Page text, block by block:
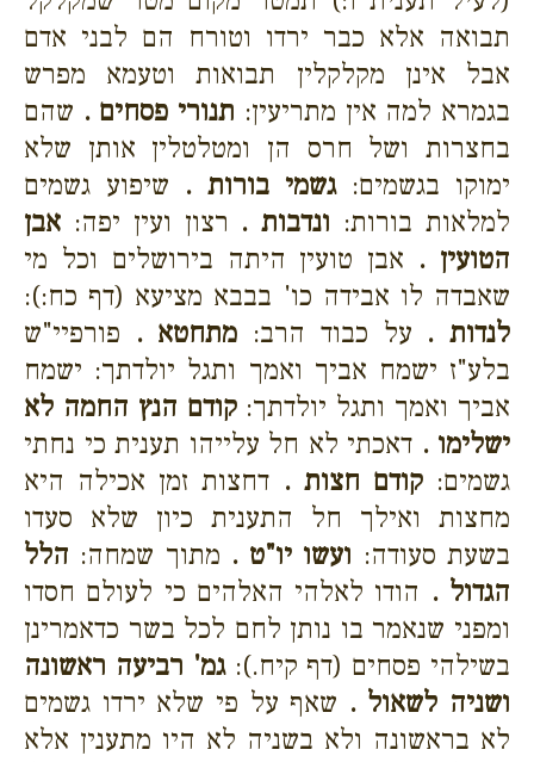
תבואה אלא כבר ירדו וטורח הם לבני אדם
אבל אינן מקלקלין תבואות וטעמא מפרש
בגמרא למה אין מתריעין: תנורי פסחים . שהם
בחצרות ושל חרס הן ומטלטלין אותן שלא
ימוקו בגשמים:גשמי בורות . שיפוע גשמים
למלאות בורות: ונדבות . רצון ועין יפה: אבן
הטועין . אבן טועין היתה בירושלים וכל מי
שאבדה לו אבידה כו' בבבא מציעא (דף כח:):
לנדות . על כבוד הרב: מתחטא . פורפיי"ש
בלע"ז ישמח אביך ואמך ותגל יולדתך: ישמח
אביך ואמך ותגל יולדתך:קודם הנץ החמה לא
ישלימו . דאכתי לא חל עלייהו תענית כי נחתי
גשמים:קודם חצות . דחצות זמן אכילה היא
מחצות ואילך חל התענית כיון שלא סעדו
בשעת סעודה: ועשו יו"ט . מתוך שמחה: הלל
הגדול . הודו לאלהי האלהים כי לעולם חסדו
ומפני שנאמר בו נותן לחם לכל בשר כדאמרינן
בשילהי פסחים (דף קיח.):גמ' רביעה ראשונה
ושניה לשאול . שאף על פי שלא ירדו גשמים
לא בראשונה ולא בשניה לא היו מתענין אלא